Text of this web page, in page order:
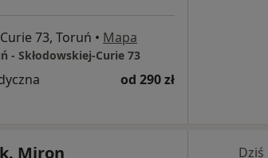
73, Toruń • Mapa
- Skłodowskiej-Curie 73
od 290 zł
Miron
Dziś